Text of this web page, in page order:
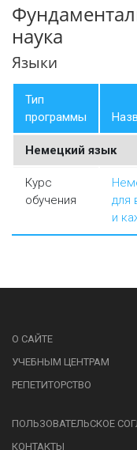
наука
Языки
Тип
программы
Немецкий язык
Курс
обучения
для
и
О САЙТЕ
УЧЕБНЫМ ЦЕНТРАМ
РЕПЕТИТОРСТВО
ПОЛЬЗОВАТЕЛЬСКОЕ
КОНТАКТЫ